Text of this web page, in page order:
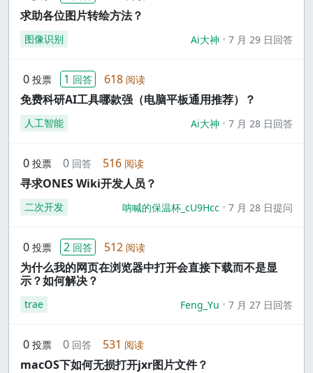
求助各位图片转绘方法？
图像识别 Ai大神 7 月 29 日回答
0 投票 1 回答 618 阅读
免费科研AI工具哪款强（电脑平板通用推荐）？
人工智能 Ai大神 7 月 28 日回答
0 投票 0 回答 516 阅读
寻求ONES Wiki开发人员？
二次开发 呐喊的保温杯_cU9Hcc 7 月 28 日提问
0 投票 2 回答 512 阅读
为什么我的网页在浏览器中打开会直接下载而不是显
示？如何解决？
trae Feng_Yu 7 月 27 日回答
0 投票 0 回答 531 阅读
macOS下如何无损打开jxr图片文件？